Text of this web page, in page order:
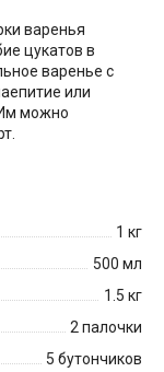
варенья
цукатов в
варенье с
или
можно
1 кг
500 мл
1.5 кг
2палочки
5 бутончиков